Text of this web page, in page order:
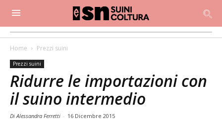
Home Prezzi suini
Prezzi suini
Ridurre le importazioni con
il suino intermedio
Di Alessandra Ferretti - 16 Dicembre 2015